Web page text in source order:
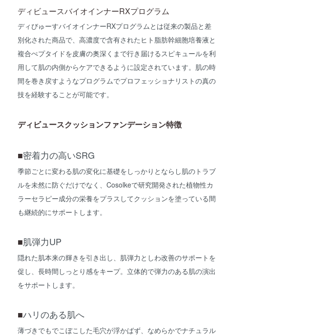
ディビュースバイオインナーRXプログラム
ディびゅーすバイオインナーRXプログラムとは従来の製品と差
別化された商品で、高濃度で含有されたヒト脂肪幹細胞培養液と
複合ぺプタイドを皮膚の奥深くまで行き届けるスピキュールを利
用して肌の内側からケアできるように設定されています。肌の時
間を巻き戻すようなプログラムでプロフェッショナリストの真の
技を経験することが可能です。
ディビュースクッションファンデーション特徴
■密着力の高いSRG
季節ごとに変わる肌の変化に基礎をしっかりとならし肌のトラブ
ルを未然に防ぐだけでなく、Cosolkeで研究開発された植物性カ
ラーセラピー成分の栄養をプラスしてクッションを塗っている間
も継続的にサポートします。
■肌弾力UP
隠れた肌本来の輝きを引き出し、肌弾力としわ改善のサポートを
促し、長時間しっとり感をキープ。立体的で弾力のある肌の演出
をサポートします。
■ハリのある肌へ
薄づきでもでこぼこした毛穴が浮かばず、なめらかでナチュラル